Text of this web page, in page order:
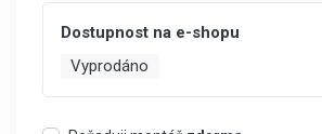
Dostupnost na e-shopu
Vyprodáno